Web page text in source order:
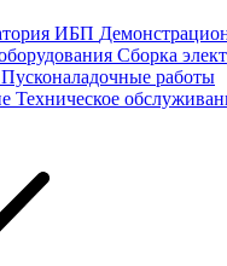
Сборка
Пусконаладочные работы
Техническое